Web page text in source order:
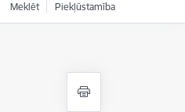
Meklēt Piekļūstamība